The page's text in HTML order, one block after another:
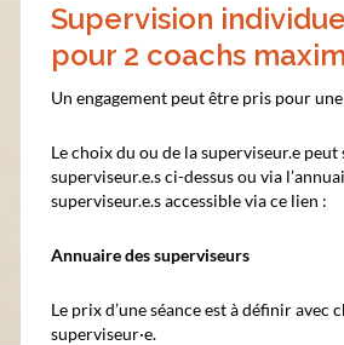
Supervision
pour 2 coachs
Un engagement peut être pris pour une
Le choix du ou de la superviseur.e
superviseur.e.s ci-dessus ou via
superviseur.e.s accessible via ce lien :
Annuaire des superviseurs
Le prix d’une séance est à définir avec
superviseur·e.